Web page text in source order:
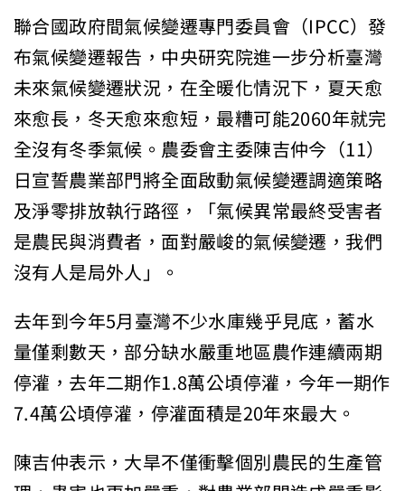
聯合國政府間氣候變遷專門委員會（IPCC）發
布氣候變遷報告，中央研究院進一步分析臺灣
未來氣候變遷狀況，在全暖化情況下，夏天愈
來愈長，冬天愈來愈短，最糟可能2060年就完
全沒有冬季氣候。農委會主委陳吉仲今（11）
日宣誓農業部門將全面啟動氣候變遷調適策略
及淨零排放執行路徑，「氣候異常最終受害者
是農民與消費者，面對嚴峻的氣候變遷，我們
沒有人是局外人」。
去年到今年5月臺灣不少水庫幾乎見底，蓄水
量僅剩數天，部分缺水嚴重地區農作連續兩期
停灌，去年二期作1.8萬公頃停灌，今年一期作
7.4萬公頃停灌，停灌面積是20年來最大。
陳吉仲表示，大旱不僅衝擊個別農民的生產管